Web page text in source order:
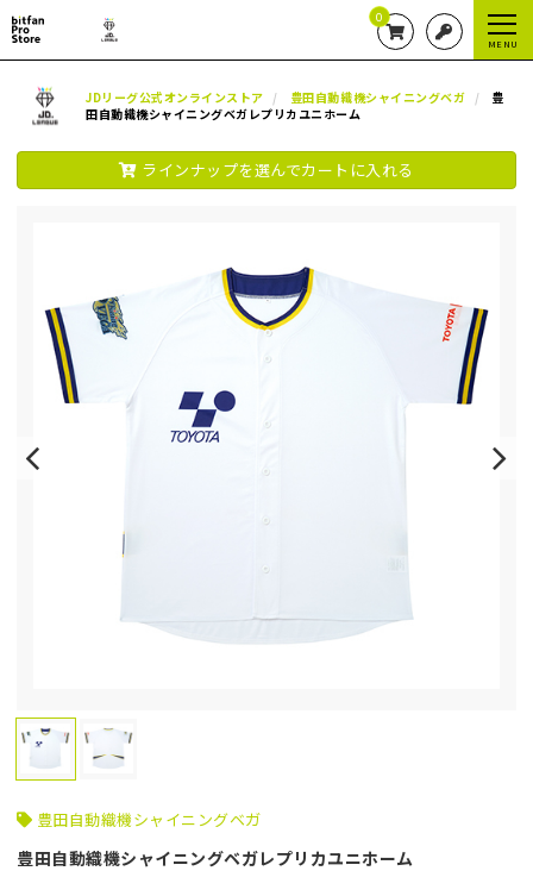
0
MENU
JDリーグ公式オンラインストア 豊田自動織機シャイニングベガ
豊
田自動織機シャイニングベガレプリカユニホーム
ラインナップを選んでカートに入れる
豊田自動織機シャイニングベガ
豊田自動織機シャイニングベガレプリカユニホーム